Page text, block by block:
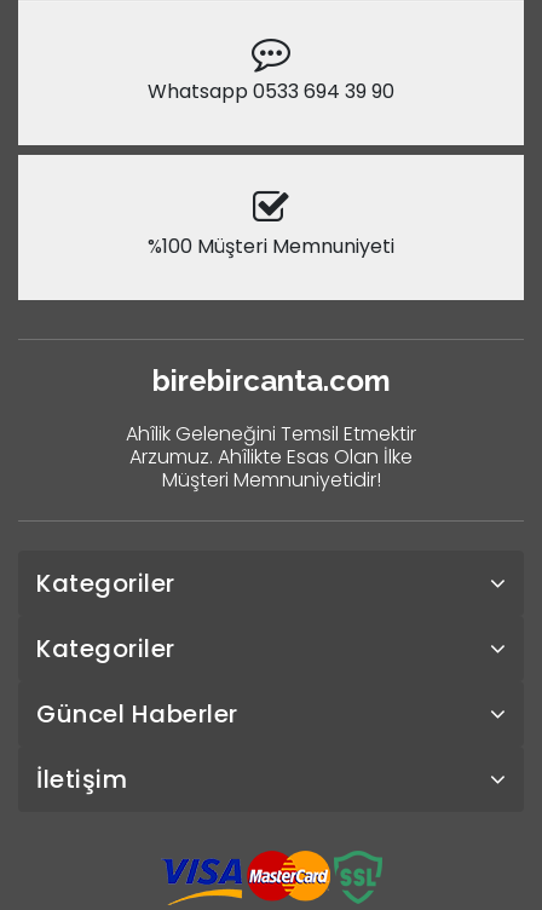
Whatsapp 0533 694 39 90
%100 Müşteri Memnuniyeti
birebircanta.com
Ahîlik Geleneğini Temsil Etmektir
Arzumuz. Ahîlikte Esas Olan İlke
Müşteri Memnuniyetidir!
Kategoriler
Kategoriler
Güncel Haberler
İletişim